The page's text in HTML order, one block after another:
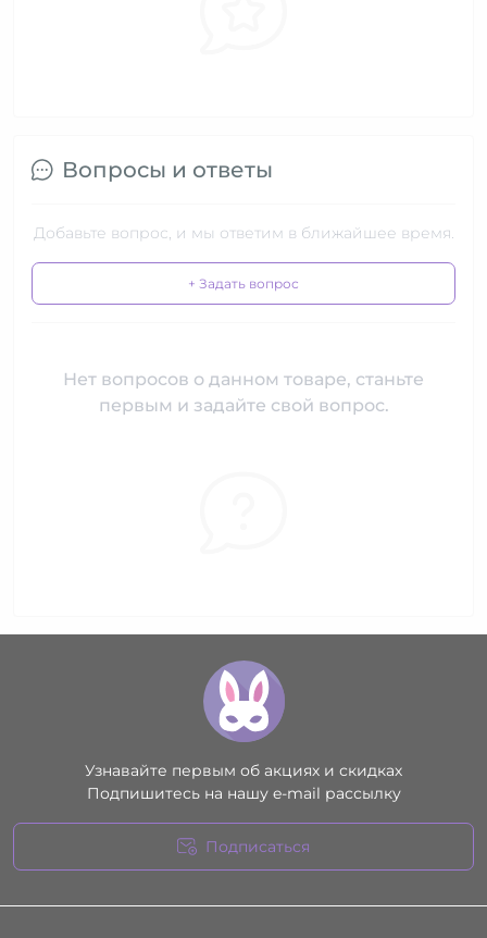
Вопросы и ответы
Добавьте вопрос, и мы ответим в ближайшее время.
+ Задать вопрос
Нет вопросов о данном товаре, станьте
первым и задайте свой вопрос.
Узнавайте первым об акциях и скидках
Подпишитесь на нашу e-mail рассылку
Подписаться